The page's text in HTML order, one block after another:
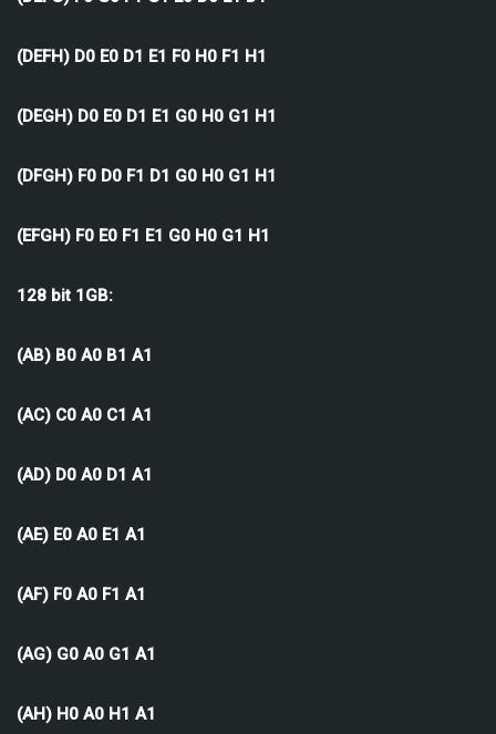
(DEFH) D0 E0 D1 E1 F0 H0 F1 H1
(DEGH) D0 E0 D1 E1 G0 H0 G1 H1
(DFGH) F0 D0 F1 D1 G0 H0 G1 H1
(EFGH) F0 E0 F1 E1 G0 H0 G1 H1
128 bit 1GB:
(AB) B0 A0 B1 A1
(AC) C0 A0 C1 A1
(AD) D0 A0 D1 A1
(AE) E0 A0 E1 A1
(AF) F0 A0 F1 A1
(AG) G0 A0 G1 A1
(AH) H0 A0 H1 A1